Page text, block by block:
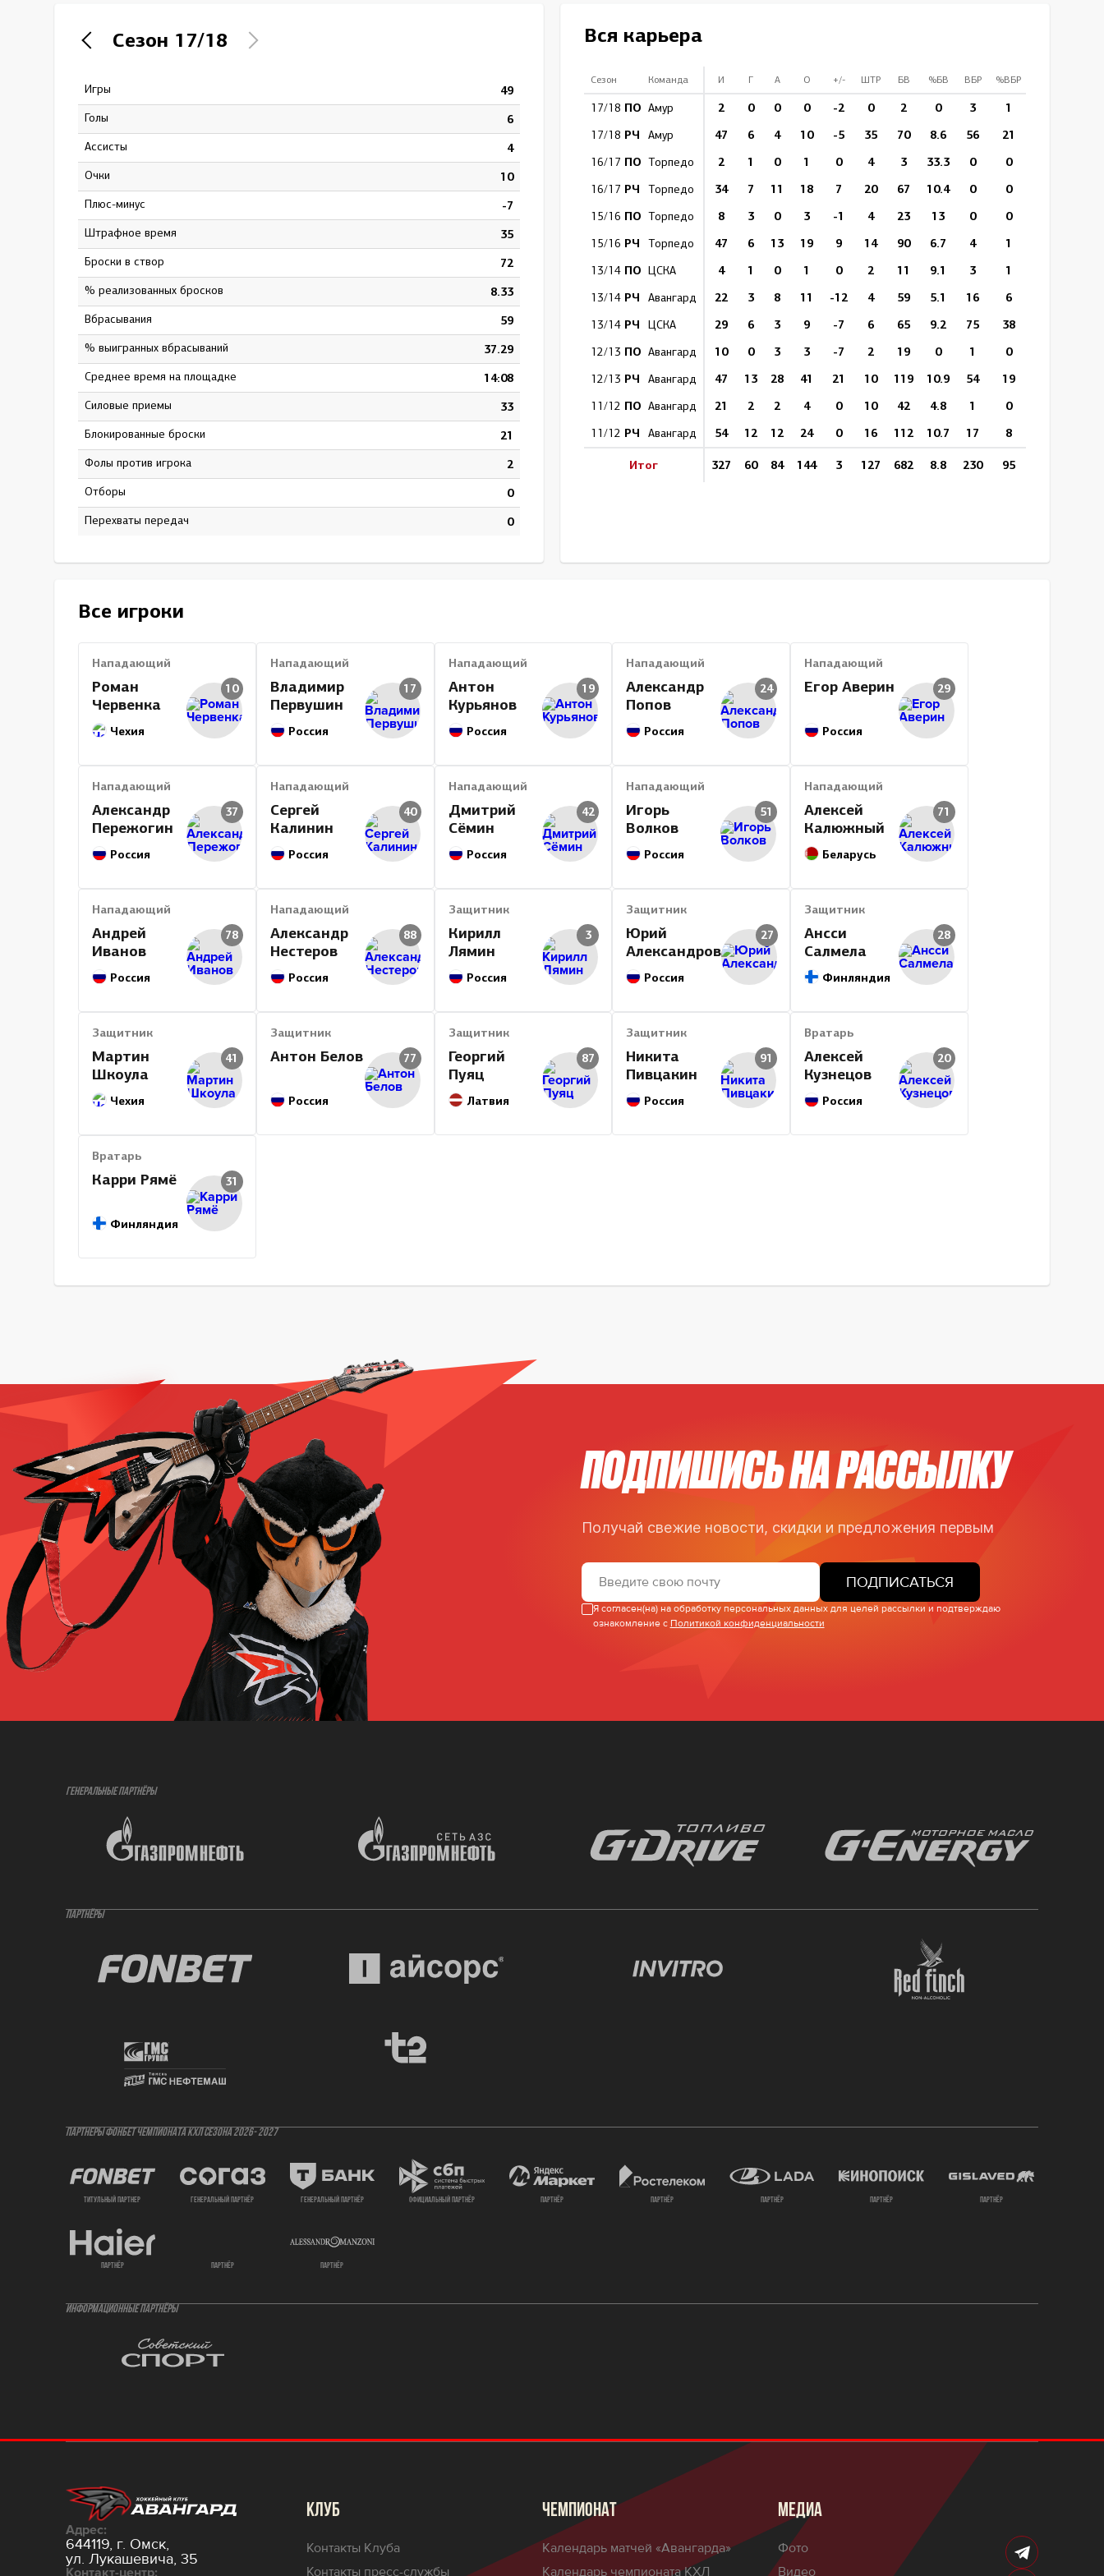
Северсталь
Сезон 17/18
Игры 49
Голы 6
Ассисты 4
Очки 10
Плюс-минус -7
штрафное время 35
Броски в створ 72
% реализованных бросков 8.33
Вбрасывания 59
% выигранных вбрасываний 37.29
Среднее время на площадке 14:08
Силовые приемы 33
Блокированные броски 21
Фолы против игрока 2
Отборы 0
Перехваты передач 0
Вся карьера
Сезон Команда И Г А О +/- ШТР БВ %БВ ВБР %ВБР
17/18 ПО Амур 2 0 0 0 -2 0 2 0 3 1
17/18 РЧ Амур 47 6 4 10 -5 35 70 8.6 56 21
16/17 ПО Торпедо 2 1 0 1 0 4 3 33.3 0 0
16/17 РЧ Торпедо 34 7 11 18 7 20 67 10.4 0 0
15/16 ПО Торпедо 8 3 0 3 -1 4 23 13 0 0
15/16 РЧ Торпедо 47 6 13 19 9 14 90 6.7 4 1
13/14 ПО ЦСКА 4 1 0 1 0 2 11 9.1 3 1
13/14 РЧ Авангард 22 3 8 11 -12 4 59 5.1 16 6
13/14 РЧ ЦСКА 29 6 3 9 -7 6 65 9.2 75 38
12/13 ПО Авангард 10 0 3 3 -7 2 19 0 1 0
12/13 РЧ Авангард 47 13 28 41 21 10 119 10.9 54 19
11/12 ПО Авангард 21 2 2 4 0 10 42 4.8 1 0
11/12 РЧ Авангард 54 12 12 24 0 16 112 10.7 17 8
Итог 327 60 84 144 3 127 682 8.8 230 95
Все игроки
Нападающий
Роман
Червенка
Чехия
10
Нападающий
Владимир
Первушин
Россия
17
Нападающий
Антон
Курьянов
Россия
19
Нападающий
Александр
Попов
Россия
24
Нападающий
Егор Аверин
Россия
29
Нападающий
Александр
Пережогин
Россия
37
Нападающий
Сергей
Калинин
Россия
40
Нападающий
Дмитрий
Сёмин
Россия
42
Нападающий
Игорь
Волков
Россия
51
Нападающий
Алексей
Калюжный
Беларусь
71
Нападающий
Андрей
Иванов
Россия
78
Нападающий
Александр
Нестеров
Россия
88
Защитник
Кирилл
Лямин
Россия
3
Защитник
Юрий
Александров
Россия
27
Защитник
Ансси
Салмела
Финляндия
28
Защитник
Мартин
Шкоула
Чехия
41
Защитник
Антон Белов
Россия
77
Защитник
Георгий
Пуяц
Латвия
87
Защитник
Никита
Пивцакин
Россия
91
Вратарь
Алексей
Кузнецов
Россия
20
Вратарь
Карри Рямё
Финляндия
31
ПОДПИШИСЬ НА РАССЫЛКУ
Получай свежие новости, скидки и предложения первым
ПОДПИСАТЬСЯ
Я согласен(на) на обработку персональных данных для целей рассылки и подтверждаю
ознакомление с Политикой конфиденциальности
ГЕНЕРАЛЬНЫЕ ПАРТНЁРЫ
ПАРТНЁРЫ
ПАРТНЕРЫ ФОНБЕТ ЧЕМПИОНАТА КХЛ СЕЗОНА 2026- 2027
титульный партнер генеральный партнёр генеральный партнёр официальный партнёр партнёр партнёр партнёр партнёр партнёр
партнёр партнёр партнёр
ИНФОРМАЦИОННЫЕ ПАРТНЁРЫ
Адрес:
644119, г. Омск,
ул. Лукашевича, 35
Контакт-центр:
КЛУБ
Контакты Клуба
Контакты пресс-службы
ЧЕМПИОНАТ
Календарь матчей «Авангарда»
Календарь чемпионата КХЛ
МЕДИА
Фото
Видео